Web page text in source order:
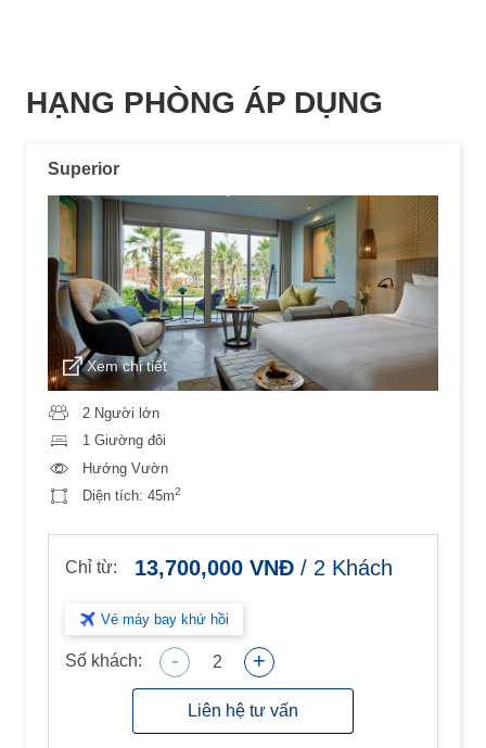
HẠNG PHÒNG ÁP DỤNG
Superior
Xem chi tiết
2 Người lớn
1 Giường đôi
Hướng Vườn
Diện tích: 45m2
Chỉ từ: 13,700,000 VNĐ / 2 Khách
Vé máy bay khứ hồi
Số khách: - 2 +
Liên hệ tư vấn